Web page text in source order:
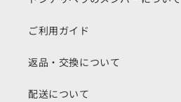
ご利用ガイド
返品・交換について
配送について